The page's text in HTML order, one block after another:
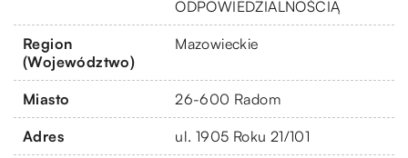
ODPOWIEDZIALNOŚCIĄ
Region
(Województwo)
Mazowieckie
Miasto 26-600 Radom
Adres ul. 1905 Roku 21/101